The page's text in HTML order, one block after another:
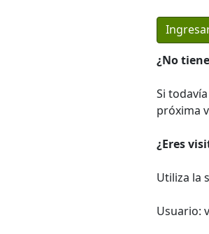
¿No
Si
próxima
¿Eres
Utiliza la
Usuario: